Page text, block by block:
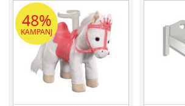
48%
KAMPANJ